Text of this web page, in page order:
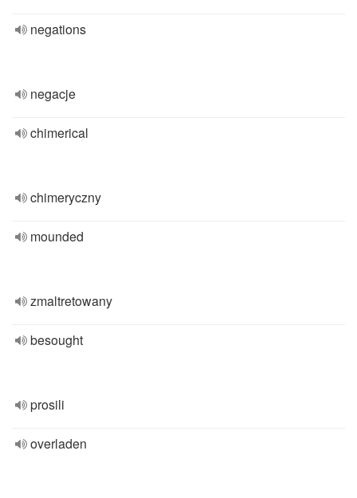
negations
negacje
chimerical
chimeryczny
mounded
zmaltretowany
besought
prosili
overladen